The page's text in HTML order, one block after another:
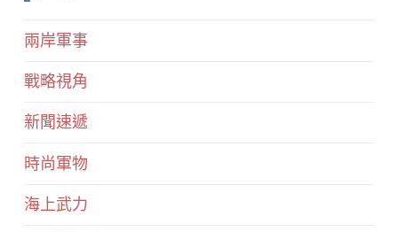
兩岸軍事
戰略視角
新聞速遞
時尚軍物
海上武力